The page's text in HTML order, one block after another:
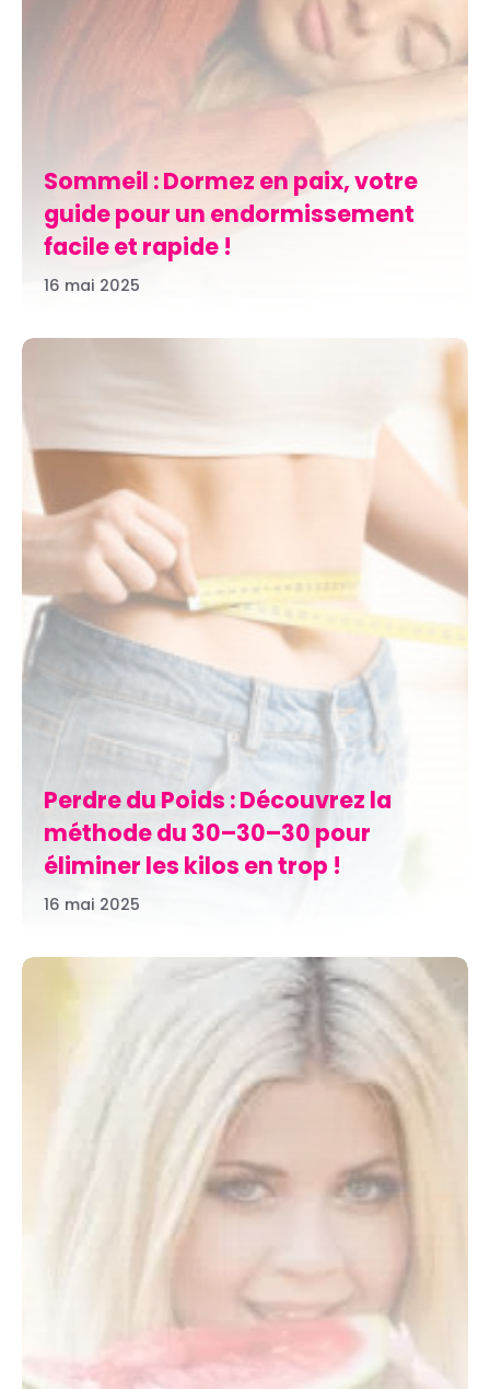
Sommeil : Dormez en paix, votre
guide pour un endormissement
facile et rapide !
16 mai 2025
Perdre du Poids : Découvrez la
méthode du 30–30–30 pour
éliminer les kilos en trop !
16 mai 2025